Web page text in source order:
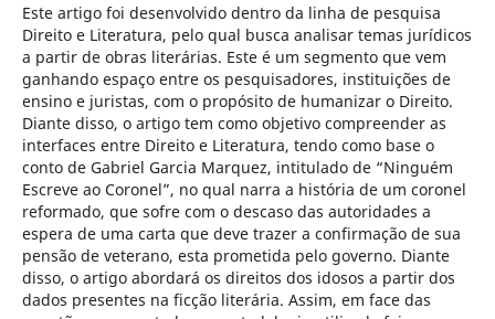
Este artigo foi desenvolvido dentro da linha de pesquisa
Direito e Literatura, pelo qual busca analisar temas jurídicos
a partir de obras literárias. Este é um segmento que vem
ganhando espaço entre os pesquisadores, instituições de
ensino e juristas, com o propósito de humanizar o Direito.
Diante disso, o artigo tem como objetivo compreender as
interfaces entre Direito e Literatura, tendo como base o
conto de Gabriel Garcia Marquez, intitulado de “Ninguém
Escreve ao Coronel”, no qual narra a história de um coronel
reformado, que sofre com o descaso das autoridades a
espera de uma carta que deve trazer a confirmação de sua
pensão de veterano, esta prometida pelo governo. Diante
disso, o artigo abordará os direitos dos idosos a partir dos
dados presentes na ficção literária. Assim, em face das